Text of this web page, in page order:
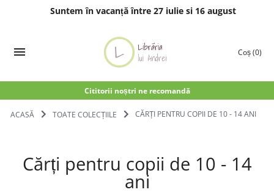
Suntem în vacanță între 27 iulie si 16 august
conținut
Coș(0)
Cititorii noștri ne recomandă
ACASĂ TOATE COLECȚIILE CĂRȚI PENTRU COPII DE 10 - 14 ANI
Cărți pentru copii de 10 - 14
ani